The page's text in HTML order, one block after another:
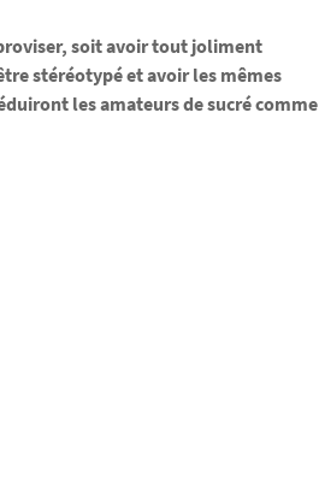
soit avoir tout joliment
stéréotypé et avoir les mêmes
les amateurs de sucré comme